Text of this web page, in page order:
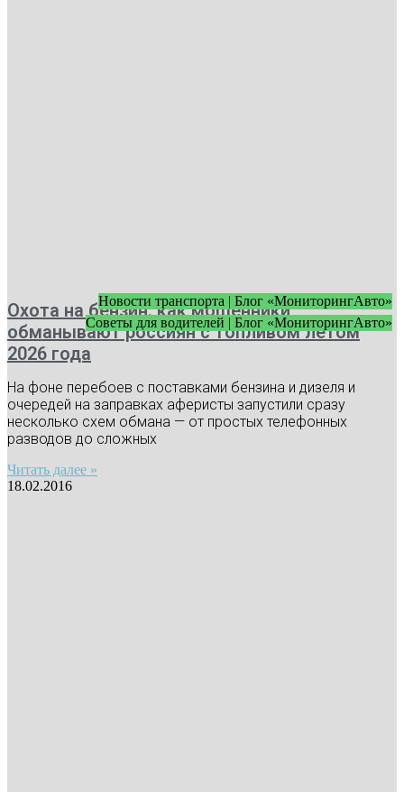
Новости транспорта | Блог «МониторингАвто»
Советы для водителей | Блог «МониторингАвто»
Охота на бензин: как мошенники
обманывают россиян с топливом летом
2026 года
На фоне перебоев с поставками бензина и дизеля и
очередей на заправках аферисты запустили сразу
несколько схем обмана — от простых телефонных
разводов до сложных
Читать далее »
18.02.2016